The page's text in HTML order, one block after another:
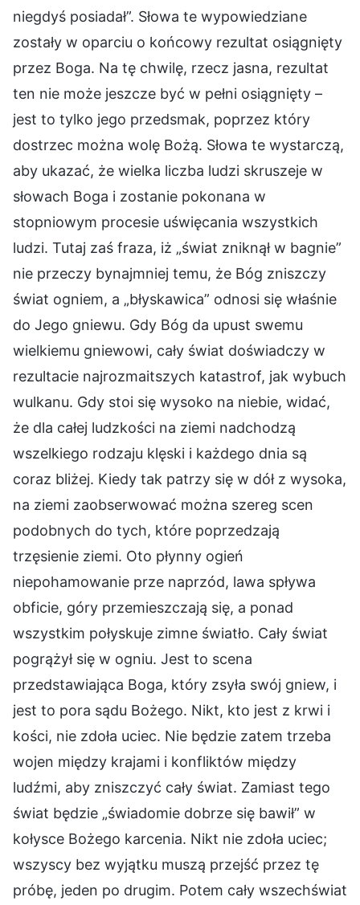
niegdyś posiadał”. Słowa te wypowiedziane
zostały w oparciu o końcowy rezultat osiągnięty
przez Boga. Na tę chwilę, rzecz jasna, rezultat
ten nie może jeszcze być w pełni osiągnięty –
jest to tylko jego przedsmak, poprzez który
dostrzec można wolę Bożą. Słowa te wystarczą,
aby ukazać, że wielka liczba ludzi skruszeje w
słowach Boga i zostanie pokonana w
stopniowym procesie uświęcania wszystkich
ludzi. Tutaj zaś fraza, iż „świat zniknął w bagnie”
nie przeczy bynajmniej temu, że Bóg zniszczy
świat ogniem, a „błyskawica” odnosi się właśnie
do Jego gniewu. Gdy Bóg da upust swemu
wielkiemu gniewowi, cały świat doświadczy w
rezultacie najrozmaitszych katastrof, jak wybuch
wulkanu. Gdy stoi się wysoko na niebie, widać,
że dla całej ludzkości na ziemi nadchodzą
wszelkiego rodzaju klęski i każdego dnia są
coraz bliżej. Kiedy tak patrzy się w dół z wysoka,
na ziemi zaobserwować można szereg scen
podobnych do tych, które poprzedzają
trzęsienie ziemi. Oto płynny ogień
niepohamowanie prze naprzód, lawa spływa
obficie, góry przemieszczają się, a ponad
wszystkim połyskuje zimne światło. Cały świat
pogrążył się w ogniu. Jest to scena
przedstawiająca Boga, który zsyła swój gniew, i
jest to pora sądu Bożego. Nikt, kto jest z krwi i
kości, nie zdoła uciec. Nie będzie zatem trzeba
wojen między krajami i konfliktów między
ludźmi, aby zniszczyć cały świat. Zamiast tego
świat będzie „świadomie dobrze się bawił” w
kołysce Bożego karcenia. Nikt nie zdoła uciec;
wszyscy bez wyjątku muszą przejść przez tę
próbę, jeden po drugim. Potem cały wszechświat